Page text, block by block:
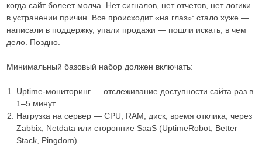
когда сайт болеет молча. Нет сигналов, нет отчетов, нет логики
в устранении причин. Все происходит «на глаз»: стало хуже —
написали в поддержку, упали продажи — пошли искать, в чем
дело. Поздно.
Минимальный базовый набор должен включать:
Uptime-мониторинг — отслеживание доступности сайта раз в
1–5 минут.
Нагрузка на сервер — CPU, RAM, диск, время отклика, через
Zabbix, Netdata или сторонние SaaS (UptimeRobot, Better
Stack, Pingdom).